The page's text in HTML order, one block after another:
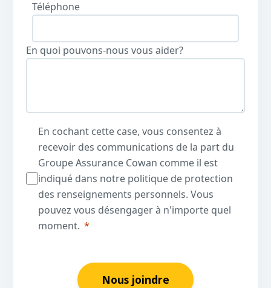
Téléphone
En quoi pouvons-nous vous aider?
En cochant cette case, vous consentez à
recevoir des communications de la part du
Groupe Assurance Cowan comme il est
indiqué dans notre politique de protection
des renseignements personnels. Vous
pouvez vous désengager à n'importe quel
moment.
Nous joindre